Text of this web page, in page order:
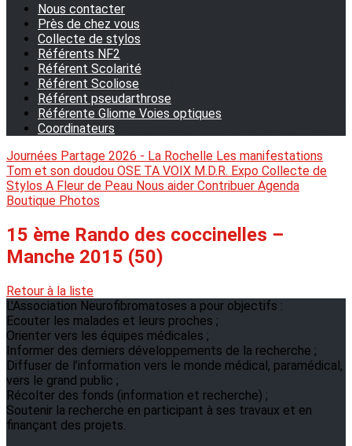
Nous contacter
Près de chez vous
Collecte de stylos
Référents NF2
Référent Scolarité
Référent Scoliose
Référent pseudarthrose
Référente Gliome Voies optiques
Coordinateurs
Journées Partage 2026 - La Rochelle Les manifestations
Tom et son doudou OSE TA VOIX M.D.R. Expo Collecte de
Stylos A Fleur de Peau Nous aider Contribuer Agenda
Boutique Photos
15 ème Rando des coccinelles –
Manche 2015 (50)
Retour à la liste
L'Association Neurofibromatoses a pour objectifs :
Ecouter les malades et leurs proches ;
Orienter vers les équipes médicales ;
Informer des derniers développements de la recherche ;
Diffuser de l’information vers le monde médical, paramédical,
vers le grand public ;
Récolter des fonds (information et recherche) ;
Soutenir la recherche en participant à ses travaux et en
finançant des projets.